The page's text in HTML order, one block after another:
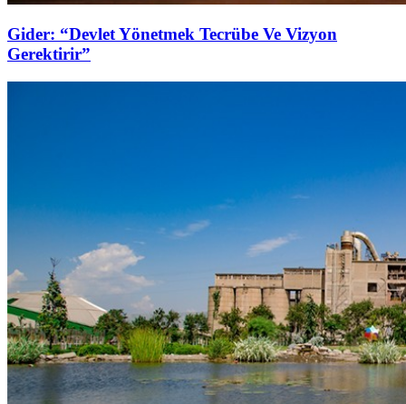
Gider: “Devlet Yönetmek Tecrübe Ve Vizyon
Gerektirir”